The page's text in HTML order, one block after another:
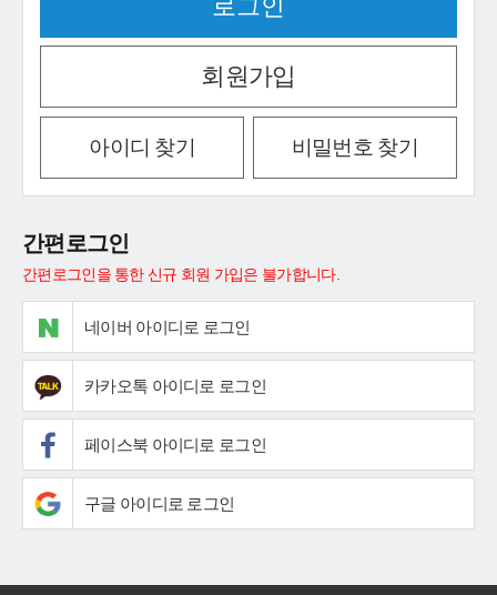
회원가입
아이디 찾기 비밀번호 찾기
간편로그인
간편로그인을 통한 신규 회원 가입은 불가합니다.
네이버 아이디로 로그인
카카오톡 아이디로 로그인
페이스북 아이디로 로그인
구글 아이디로 로그인